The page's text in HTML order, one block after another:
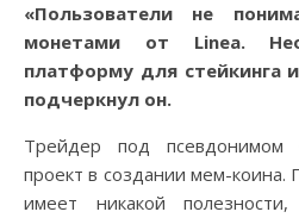
«Пользователи не
монетами от Linea.
платформу для стейкинга
подчеркнул он.
Трейдер под псевдонимом
проект в создании мем-коина.
имеет никакой